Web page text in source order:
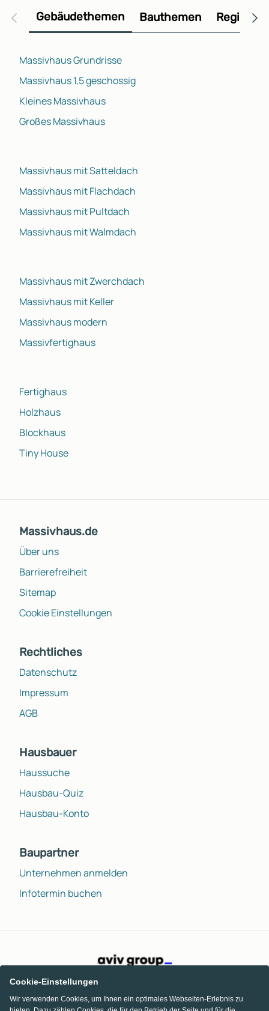
Gebäudethemen Bauthemen
Massivhaus Grundrisse
Massivhaus 1,5 geschossig
Kleines Massivhaus
Großes Massivhaus
Massivhaus mit Satteldach
Massivhaus mit Flachdach
Massivhaus mit Pultdach
Massivhaus mit Walmdach
Massivhaus mit Zwerchdach
Massivhaus mit Keller
Massivhaus modern
Massivfertighaus
Fertighaus
Holzhaus
Blockhaus
Tiny House
Massivhaus.de
Über uns
Barrierefreiheit
Sitemap
Cookie Einstellungen
Rechtliches
Datenschutz
Impressum
AGB
Hausbauer
Haussuche
Hausbau-Quiz
Hausbau-Konto
Baupartner
Unternehmen anmelden
Infotermin buchen
Cookie-Einstellungen
Wir verwenden Cookies, um Ihnen ein optimales Webseiten-Erlebnis zu